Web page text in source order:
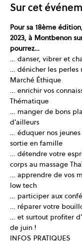
Sur cet
Pour sa 18ème
2023, à Montbenon
pourrez…
… danser, vibrer et
… dénicher les perles
Marché Éthique
… enrichir vos
Thématique
… manger de bons
d’ailleurs
… éduquer nos
sortie en famille
… détendre votre
corps au massage
… apprendre de vos
low tech
… participer aux
… réparer votre
… et surtout profiter
de juin !
INFOS PRATIQUES